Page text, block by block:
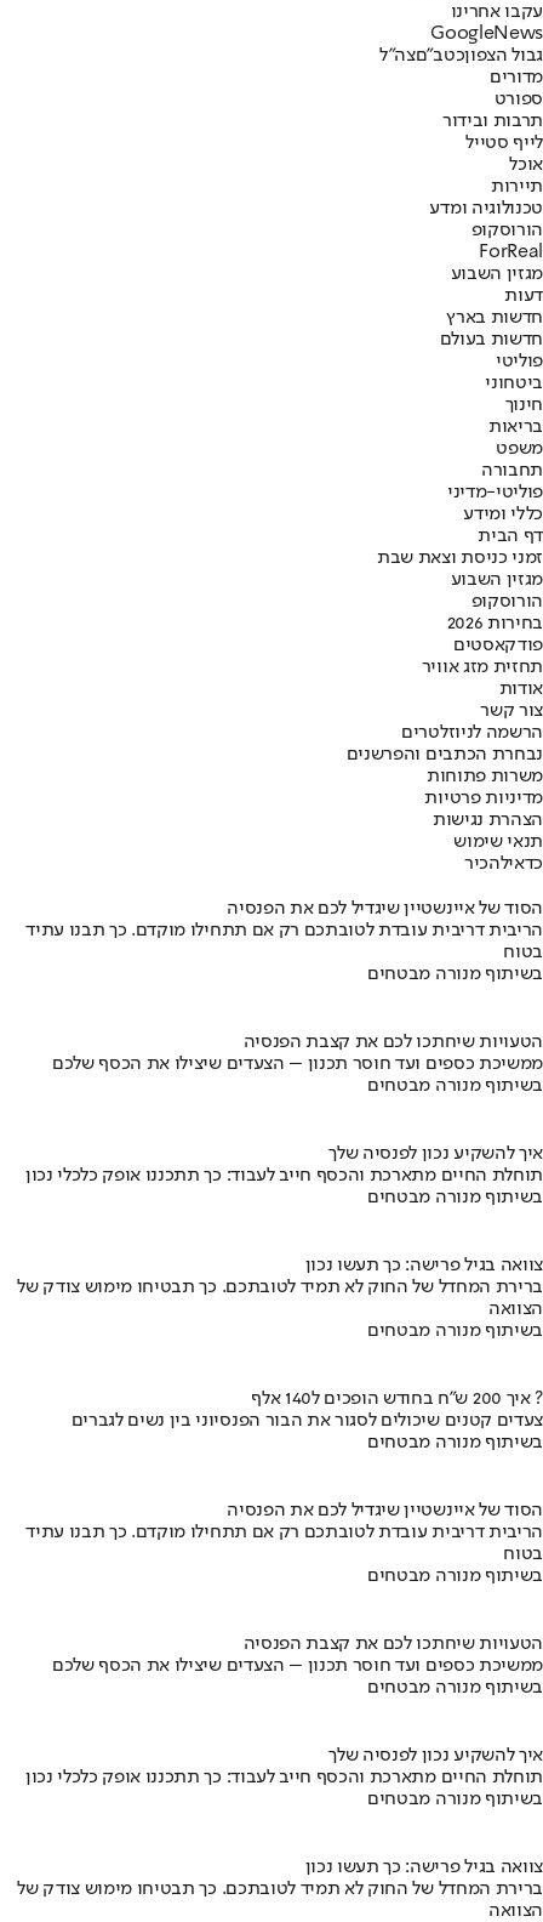
עקבו אחרינו
Googl eNews
גבול הצפוןכטב"םצה"ל
מדורים
ספורט
תרבות ובידור
לייף סטייל
אוכל
תיירות
טכנולוגיה ומדע
הורוסקופ
ForReal
מגזין השבוע
דעות
חדשות בארץ
חדשות בעולם
פוליטי
ביטחוני
חינוך
בריאות
משפט
תחבורה
פוליטי-מדיני
כללי ומידע
דף הבית
זמני כניסת וצאת שבת
מגזין השבוע
הורוסקופ
בחירות 2026
פודקאסטים
תחזית מזג אוויר
אודות
צור קשר
הרשמה לניוזלטרים
נבחרת הכתבים והפרשנים
משרות פתוחות
מדיניות פרטיות
הצהרת נגישות
תנאי שימוש
כדאילהכיר
הסוד של איינשטיין שיגדיל לכם את הפנסיה
הריבית דריבית עובדת לטובתכם רק אם תתחילו מוקדם. כך תבנו עתיד
בטוח
בשיתוף מנורה מבטחים
הטעויות שיחתכו לכם את קצבת הפנסיה
ממשיכת כספים ועד חוסר תכנון – הצעדים שיצילו את הכסף שלכם
בשיתוף מנורה מבטחים
איך להשקיע נכון לפנסיה שלך
תוחלת החיים מתארכת והכסף חייב לעבוד: כך תתכננו אופק כלכלי נכון
בשיתוף מנורה מבטחים
צוואה בגיל פרישה: כך תעשו נכון
ברירת המחדל של החוק לא תמיד לטובתכם. כך תבטיחו מימוש צודק של
הצוואה
בשיתוף מנורה מבטחים
איך 200 ש"ח בחודש הופכים ל140 אלף ?
צעדים קטנים שיכולים לסגור את הבור הפנסיוני בין נשים לגברים
בשיתוף מנורה מבטחים
הסוד של איינשטיין שיגדיל לכם את הפנסיה
הריבית דריבית עובדת לטובתכם רק אם תתחילו מוקדם. כך תבנו עתיד
בטוח
בשיתוף מנורה מבטחים
הטעויות שיחתכו לכם את קצבת הפנסיה
ממשיכת כספים ועד חוסר תכנון – הצעדים שיצילו את הכסף שלכם
בשיתוף מנורה מבטחים
איך להשקיע נכון לפנסיה שלך
תוחלת החיים מתארכת והכסף חייב לעבוד: כך תתכננו אופק כלכלי נכון
בשיתוף מנורה מבטחים
צוואה בגיל פרישה: כך תעשו נכון
ברירת המחדל של החוק לא תמיד לטובתכם. כך תבטיחו מימוש צודק של
הצוואה